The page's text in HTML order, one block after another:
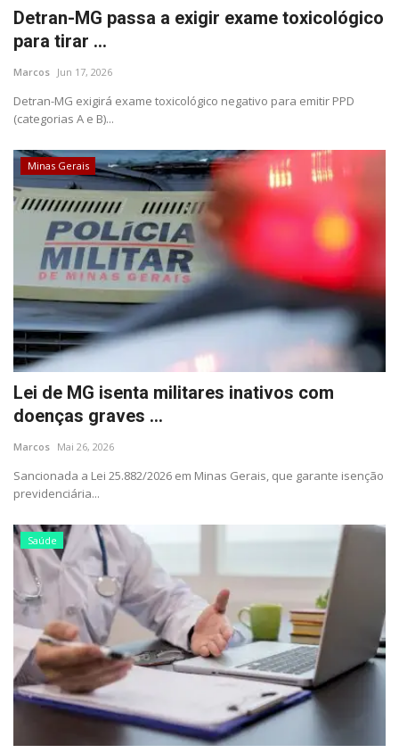
Cultura
UFV
Oportunidade
Sua Cidade
Tempo
Saúde
Política
Trânsito
Segurança Pública
Economia
Educação
Esporte
Solidariedade
Meio Ambiente
Justiça
Detran-MG passa a exigir exame toxicológico
para tirar ...
Marcos Jun 17, 2026
Detran-MG exigirá exame toxicológico negativo para emitir PPD
(categorias A e B)...
Minas Gerais
Lei de MG isenta militares inativos com
doenças graves ...
Marcos Mai 26, 2026
Sancionada a Lei 25.882/2026 em Minas Gerais, que garante isenção
previdenciária...
Saúde